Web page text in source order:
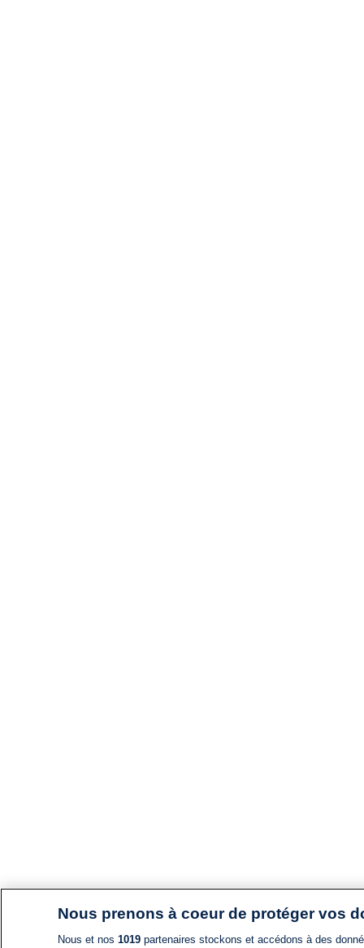
Nous prenons à coeur de protéger vos
Nous et nos 1019partenaires stockons et accédons à des